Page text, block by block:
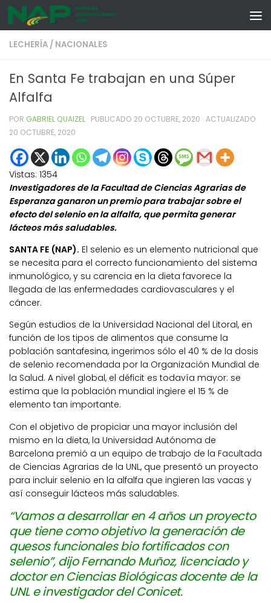
Skip to content
LECHERÍA / NACIONALES
En Santa Fe trabajan en una Súper
Alfalfa
POR GABRIEL QUAIZEL · PUBLICADO 20 OCTUBRE, 2020 · ACTUALIZADO
20 OCTUBRE, 2020
Vistas: 1354
Investigadores de la Facultad de Ciencias Agrarias de
Esperanza ganaron un premio para trabajar sobre el
efecto del selenio en la alfalfa, que permita generar
lácteos más saludables.
SANTA FE (NAP). El selenio es un elemento nutricional que
se necesita para el correcto funcionamiento del sistema
inmunológico, y su carencia en la dieta favorece la
llegada de las enfermedades cardiovasculares y el
cáncer.
Según estudios de la Universidad Nacional del Litoral, en
función de los tipos de alimentos que consume la
población santafesina, ingerimos sólo el 40 % de la dosis
de selenio recomendada por la Organización Mundial de
la Salud. A nivel global, el déficit es todavía mayor: se
estima que la población mundial ingiere el 15 % de
elemento tan importante.
Con el objetivo de propiciar una mayor inclusión del
mismo en la dieta, la Universidad Autónoma de
Barcelona premió a un equipo de trabajo de la Facultada
de Ciencias Agrarias de la UNL, que presentó un proyecto
para incluir selenio en la alfalfa que ingieren las vacas y
así conseguir lácteos más saludables.
“Vamos a desarrollar en 4 años un proyecto
que tiene como objetivo la generación de
quesos funcionales bio fortificados con
selenio”, dijo Fernando Muñoz, licenciado y
doctor en Ciencias Biológicas docente de la
UNL e investigador del Conicet.